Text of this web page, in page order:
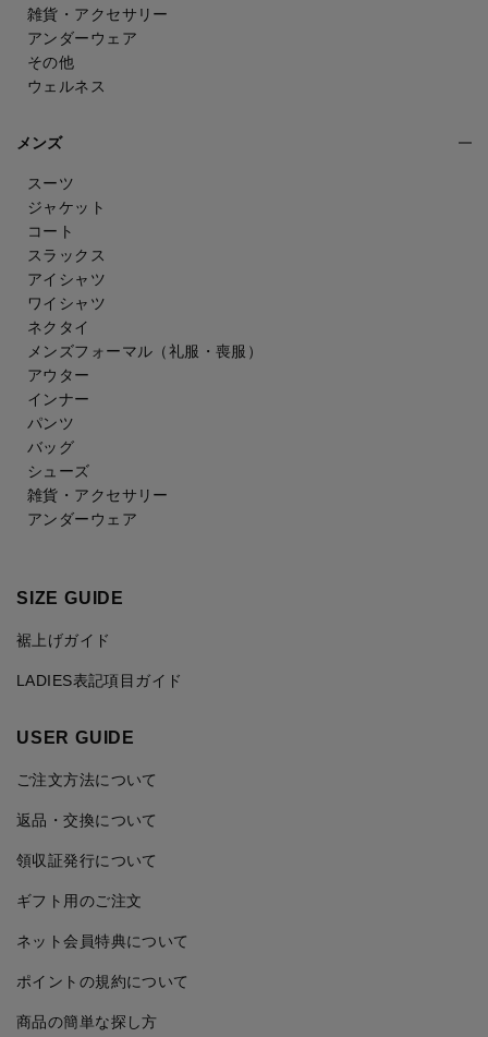
雑貨・アクセサリー
アンダーウェア
その他
ウェルネス
メンズ
スーツ
ジャケット
コート
スラックス
アイシャツ
ワイシャツ
ネクタイ
メンズフォーマル （礼服・喪服）
アウター
インナー
パンツ
バッグ
シューズ
雑貨・アクセサリー
アンダーウェア
SIZE GUIDE
裾上げガイド
LADIES表記項目ガイド
USER GUIDE
ご注文方法について
返品・交換について
領収証発行について
ギフト用のご注文
ネット会員特典について
ポイントの規約について
商品の簡単な探し方